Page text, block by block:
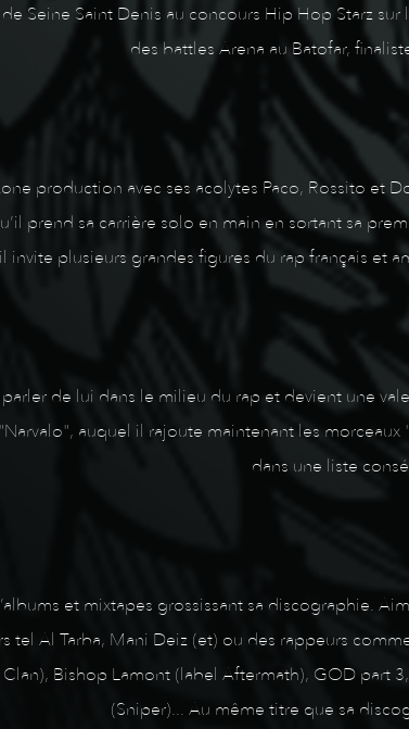
Seine Saint Denis au concours Hip Hop Starz
des battles Arena au Batofar,
production avec ses acolytes Paco, Rossito et
prend sa carrière solo en main en sortant sa
plusieurs grandes figures du rap français et
de lui dans le milieu du rap et devient une
auquel il rajoute maintenant les
dans une liste
et mixtapes grossissant sa discographie.
tel Al Tarba, Mani Deiz (et) ou des rappeurs
Bishop Lamont (label Aftermath), GOD part
(Sniper)... Au même titre que sa